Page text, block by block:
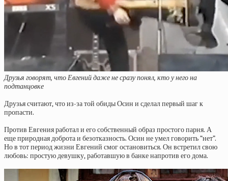
Друзья говорят, что Евгений даже не сразу понял, кто у него на
подтанцовке
Друзья считают, что из-за той обиды Осин и сделал первый шаг к
пропасти.
Против Евгения работал и его собственный образ простого парня. А
еще природная доброта и безотказность. Осин не умел говорить “нет”.
Но в тот период жизни Евгений смог остановиться. Он встретил свою
любовь: простую девушку, работавшую в банке напротив его дома.